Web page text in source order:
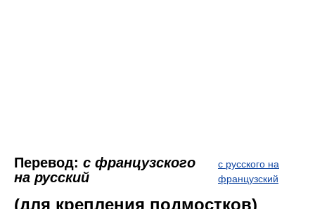
Перевод: с французского
на русский
с русского на
французский
(для крепления подмостков)